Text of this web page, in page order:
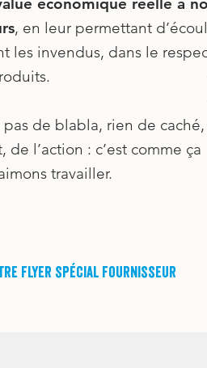
, en leur permettant
les invendus, dans le
pas de blabla, rien de caché,
de l’action : c’est comme ça
travailler.
flyer spécial fournisseur